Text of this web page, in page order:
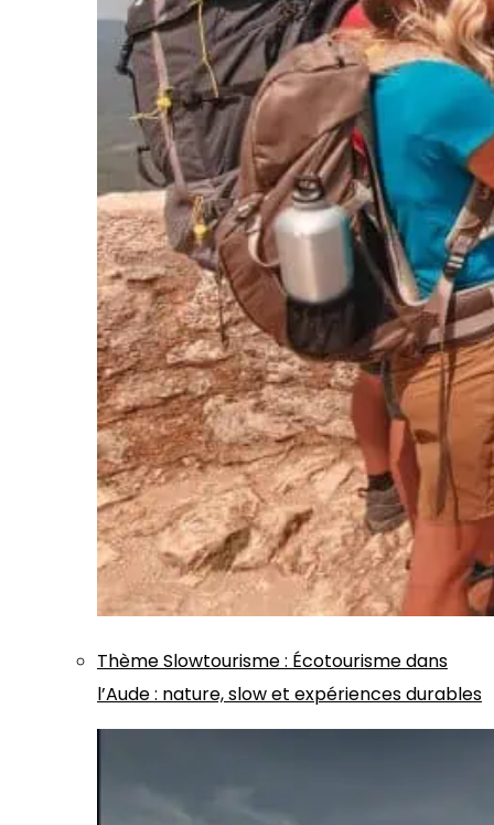
ThèmeSlowtourisme: Écotourisme dans
l’Aude : nature, slow et expériences durables